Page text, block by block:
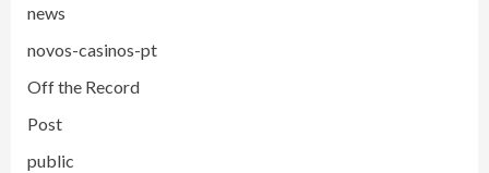
news
novos-casinos-pt
Off the Record
Post
public